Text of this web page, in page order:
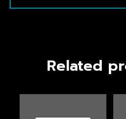
Related